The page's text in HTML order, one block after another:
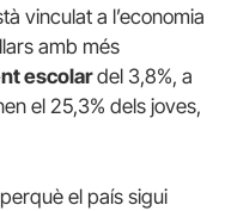
vinculat a l’economia
amb més
escolardel 3,8%, a
el 25,3% dels joves,
el país sigui